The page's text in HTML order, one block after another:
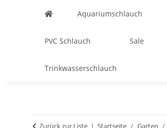
Aquariumschlauch
PVC Schlauch Sale
Trinkwasserschlauch
Zurück zur Liste Startseite Garten